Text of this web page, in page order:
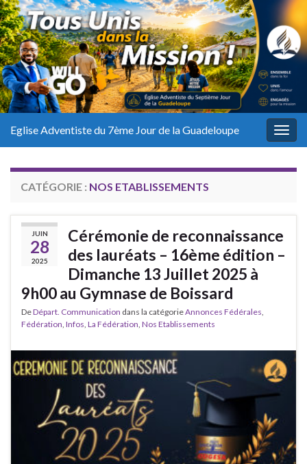
Eglise Adventiste du 7ème Jour de la Guadeloupe
CATÉGORIE : NOS ETABLISSEMENTS
JUIN
28
2025
Cérémonie de reconnaissance
des lauréats – 16ème édition –
Dimanche 13 Juillet 2025 à
9h00 au Gymnase de Boissard
DeDépart. Communication dans la catégorieAnnonces Fédérales
Fédération Infos La Fédération Nos Etablissements